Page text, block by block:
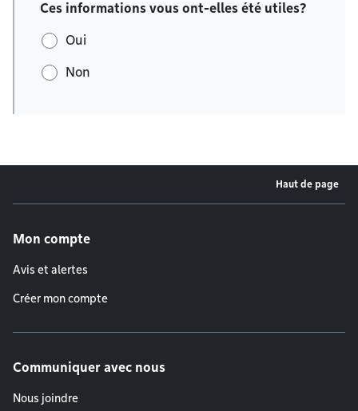
Ces informations vous ont-elles été utiles?
Oui
Non
Haut de page
Mon compte
Avis et alertes
Créer mon compte
Communiquer avec nous
Nous joindre